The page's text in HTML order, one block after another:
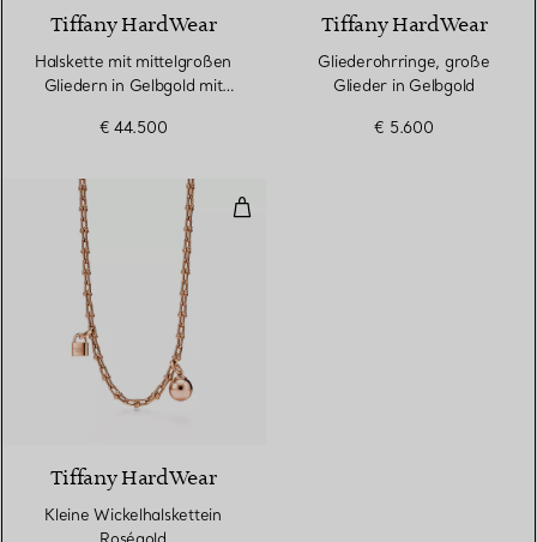
Tiffany HardWear
Halskette mit mittelgroßen
Gliedern in Gelbgold mit
€ 44.500
Tiffany HardWear
Gliederohrringe, große
Glieder in Gelbgold
€ 5.600
Kleine Wickelhalskettein
Tiffany HardWear
Kleine Wickelhalskettein